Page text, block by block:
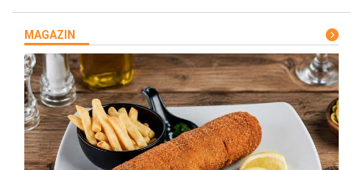
MAGAZIN